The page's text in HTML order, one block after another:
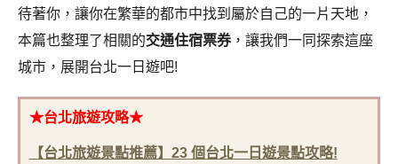
待著你，讓你在繁華的都市中找到屬於自己的一片天地，
本篇也整理了相關的交通住宿票券，讓我們一同探索這座
城市， 展開台北一日遊吧!
★台北旅遊攻略★
【台北旅遊景點推薦】23 個台北一日遊景點攻略!